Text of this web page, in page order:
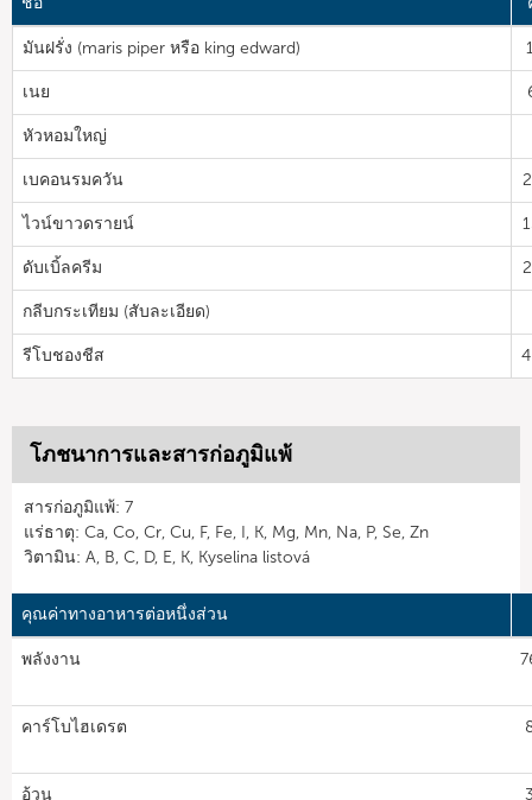
มันฝรั่ง (maris piper หรือ king edward)
เนย
หัวหอมใหญ่
เบคอนรมควัน
ไวน์ขาวดรายน์
ดับเบิ้ลครีม
กลีบกระเทียม (สับละเอียด)
รีโบชองชีส
โภชนาการและสารก่อภูมิแพ้
สารก่อภูมิแพ้: 7
แร่ธาตุ: Ca, Co, Cr, Cu, F, Fe, I, K, Mg, Mn, Na, P, Se, Zn
วิตามิน: A, B, C, D, E, K, Kyselina listová
คุณค่าทางอาหารต่อหนึ่งส่วน
พลังงาน
คาร์โบไฮเดรต
อ้วน